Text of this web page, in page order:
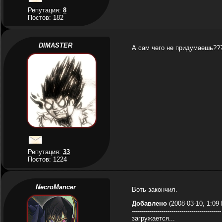
Репутация:8
Постов: 182
DIMASTER
Репутация:33
Постов: 1224
А сам чего не
NecroMancer
Воть закончил.
Добавлено(2008-03-10, 1:09
---------------------------------------------
загружается...